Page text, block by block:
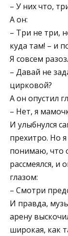
– У них что,
А он:
– Три не три,
куда там! – и
Я совсем
– Давай не
цирковой?
А он опустил
– Нет, я
И улыбнулся
прехитро. Но
понимаю, что
рассмеялся, и
глазом:
– Смотри
И правда,
арену
широкая, как